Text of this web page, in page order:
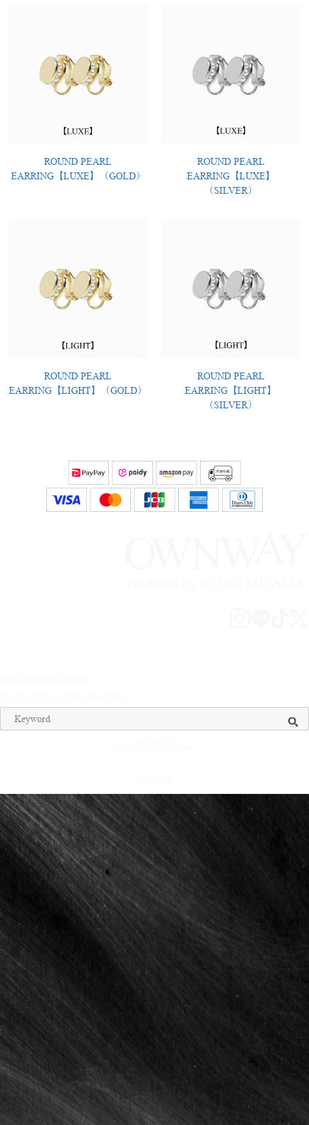
ROUND PEARL
EARRING【LUXE】（GOLD）
ROUND PEARL
EARRING【LUXE】
（SILVER）
ROUND PEARL
EARRING【LIGHT】（GOLD）
ROUND PEARL
EARRING【LIGHT】
（SILVER）